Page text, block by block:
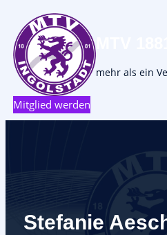
MTV
mehr als ein
Mitglied werden
Stefanie